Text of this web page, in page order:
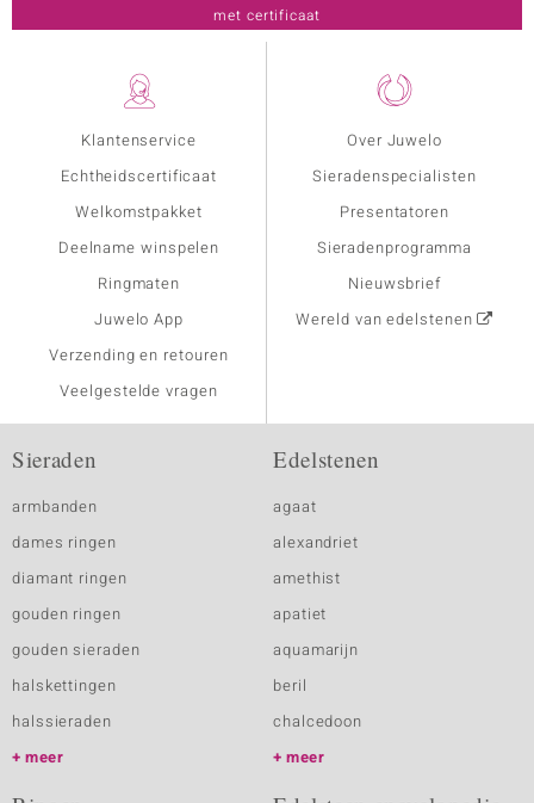
Klantenservice
Echtheidscertificaat
Welkomstpakket
Deelname winspelen
Ringmaten
Juwelo App
Verzending en retouren
Veelgestelde vragen
Over Juwelo
Sieradenspecialisten
Presentatoren
Sieradenprogramma
Nieuwsbrief
Wereld van edelstenen
met certificaat
Sieraden
armbanden
dames ringen
diamant ringen
gouden ringen
gouden sieraden
halskettingen
halssieraden
meer
Edelstenen
agaat
alexandriet
amethist
apatiet
aquamarijn
beril
chalcedoon
meer